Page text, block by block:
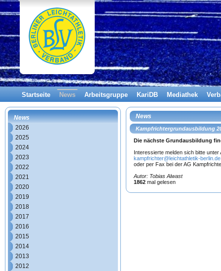
Startseite News Arbeitsgruppe KariDB Mediathek
News
2026
2025
2024
2023
2022
2021
2020
2019
2018
2017
2016
2015
2014
2013
2012
News
Kampfrichtergrundausbildung
Die nächste Grundausbildung
Interessierte melden sich bitte
kampfrichter@leichtathletik-berlin.de
oder per Fax bei der AG
Autor: Tobias Alwast
1862 mal gelesen